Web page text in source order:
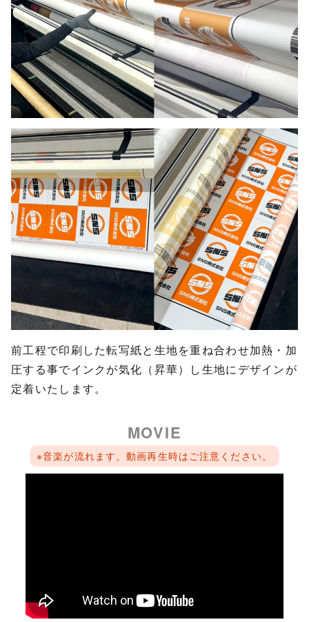
前工程で印刷した転写紙と生地を重ね合わせ加熱・加
圧する事でインクが気化（昇華）し生地にデザインが
定着いたします。
MOVIE
※音楽が流れます。動画再生時はご注意ください。